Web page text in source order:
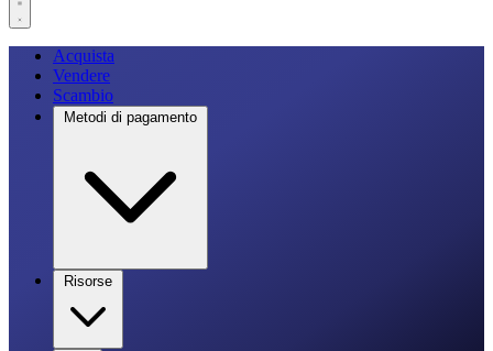
Acquista
Vendere
Scambio
Metodi di pagamento
Risorse